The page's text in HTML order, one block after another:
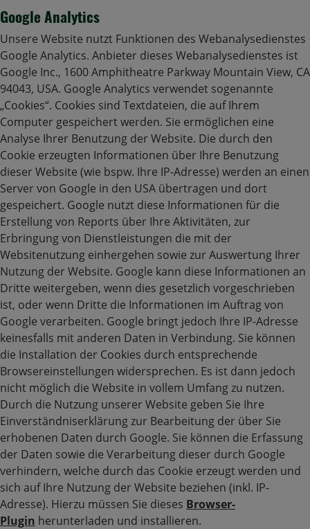
Google Analytics
Unsere Website nutzt Funktionen des Webanalysedienstes
Google Analytics. Anbieter dieses Webanalysedienstes ist
Google Inc., 1600 Amphitheatre Parkway Mountain View, CA
94043, USA. Google Analytics verwendet sogenannte
„Cookies“. Cookies sind Textdateien, die auf Ihrem
Computer gespeichert werden. Sie ermöglichen eine
Analyse Ihrer Benutzung der Website. Die durch den
Cookie erzeugten Informationen über Ihre Benutzung
dieser Website (wie bspw. Ihre IP-Adresse) werden an einen
Server von Google in den USA übertragen und dort
gespeichert. Google nutzt diese Informationen für die
Erstellung von Reports über Ihre Aktivitäten, zur
Erbringung von Dienstleistungen die mit der
Websitenutzung einhergehen sowie zur Auswertung Ihrer
Nutzung der Website. Google kann diese Informationen an
Dritte weitergeben, wenn dies gesetzlich vorgeschrieben
ist, oder wenn Dritte die Informationen im Auftrag von
Google verarbeiten. Google bringt jedoch Ihre IP-Adresse
keinesfalls mit anderen Daten in Verbindung. Sie können
die Installation der Cookies durch entsprechende
Browsereinstellungen widersprechen. Es ist dann jedoch
nicht möglich die Website in vollem Umfang zu nutzen.
Durch die Nutzung unserer Website geben Sie Ihre
Einverständniserklärung zur Bearbeitung der über Sie
erhobenen Daten durch Google. Sie können die Erfassung
der Daten sowie die Verarbeitung dieser durch Google
verhindern, welche durch das Cookie erzeugt werden und
sich auf Ihre Nutzung der Website beziehen (inkl. IP-
Adresse). Hierzu müssen Sie dieses Browser-
Plugin herunterladen und installieren.